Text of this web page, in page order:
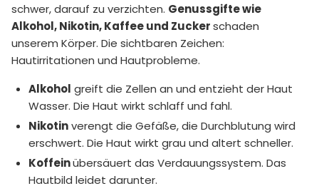
schwer, darauf zu verzichten. Genussgifte wie
Alkohol, Nikotin, Kaffee und Zuckerschaden
unserem Körper. Die sichtbaren Zeichen:
Hautirritationen und Hautprobleme.
Alkohol greift die Zellen an und entzieht der Haut
Wasser. Die Haut wirkt schlaff und fahl.
Nikotinverengt die Gefäße, die Durchblutung wird
erschwert. Die Haut wirkt grau und altert schneller.
Koffeinübersäuert das Verdauungssystem. Das
Hautbild leidet darunter.